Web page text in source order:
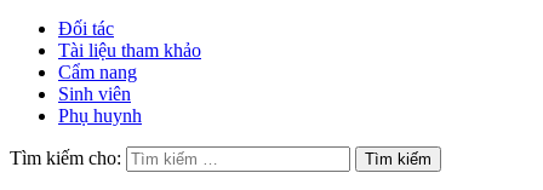
Đối tác
Tài liệu tham khảo
Cẩm nang
Sinh viên
Phụ huynh
Tìm kiếm cho: